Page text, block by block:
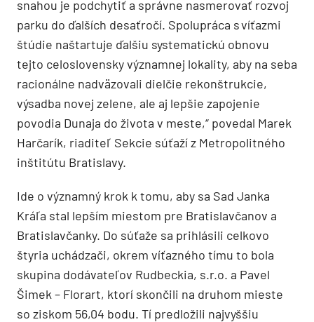
snahou je podchytiť a správne nasmerovať rozvoj
parku do ďalších desaťročí. Spolupráca s víťazmi
štúdie naštartuje ďalšiu systematickú obnovu
tejto celoslovensky významnej lokality, aby na seba
racionálne nadväzovali dielčie rekonštrukcie,
výsadba novej zelene, ale aj lepšie zapojenie
povodia Dunaja do života v meste,“ povedal Marek
Harčarík, riaditeľ Sekcie súťaží z Metropolitného
inštitútu Bratislavy.
Ide o významný krok k tomu, aby sa Sad Janka
Kráľa stal lepším miestom pre Bratislavčanov a
Bratislavčanky. Do súťaže sa prihlásili celkovo
štyria uchádzači, okrem víťazného tímu to bola
skupina dodávateľov Rudbeckia, s.r.o. a Pavel
Šimek – Florart, ktorí skončili na druhom mieste
so ziskom 56,04 bodu. Tí predložili najvyššiu